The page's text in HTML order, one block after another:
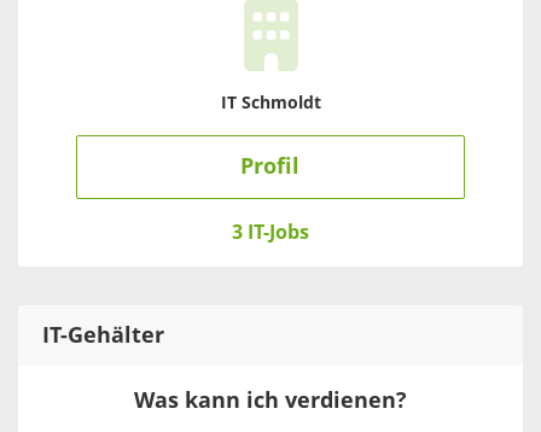
IT Schmoldt
Profil
3 IT-Jobs
IT-Gehälter
Was kann ich verdienen?